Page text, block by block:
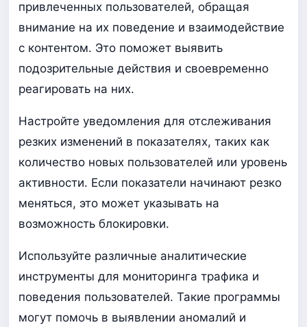
привлеченных пользователей, обращая
внимание на их поведение и взаимодействие
с контентом. Это поможет выявить
подозрительные действия и своевременно
реагировать на них.
Настройте уведомления для отслеживания
резких изменений в показателях, таких как
количество новых пользователей или уровень
активности. Если показатели начинают резко
меняться, это может указывать на
возможность блокировки.
Используйте различные аналитические
инструменты для мониторинга трафика и
поведения пользователей. Такие программы
могут помочь в выявлении аномалий и